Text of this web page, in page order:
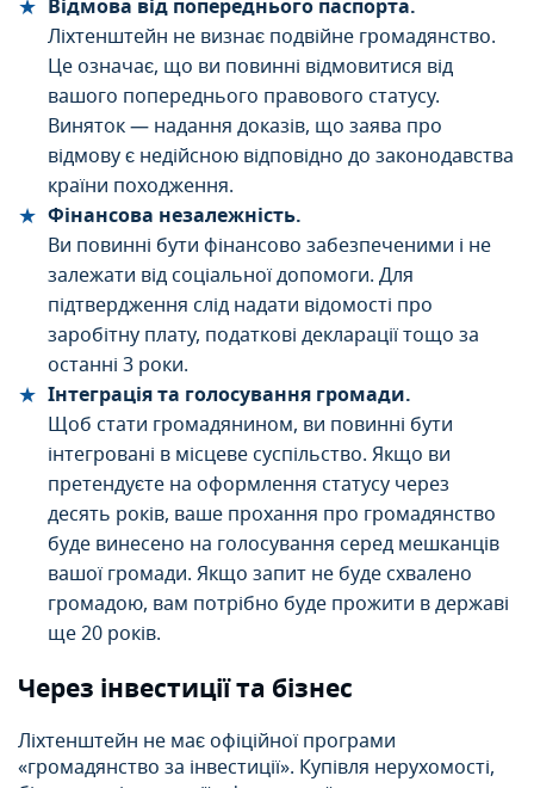
Відмова від попереднього паспорта.
Ліхтенштейн не визнає подвійне громадянство.
Це означає, що ви повинні відмовитися від
вашого попереднього правового статусу.
Виняток — надання доказів, що заява про
відмову є недійсною відповідно до законодавства
країни походження.
Фінансова незалежність.
Ви повинні бути фінансово забезпеченими і не
залежати від соціальної допомоги. Для
підтвердження слід надати відомості про
заробітну плату, податкові декларації тощо за
останні 3 роки.
Інтеграція та голосування громади.
Щоб стати громадянином, ви повинні бути
інтегровані в місцеве суспільство. Якщо ви
претендуєте на оформлення статусу через
десять років, ваше прохання про громадянство
буде винесено на голосування серед мешканців
вашої громади. Якщо запит не буде схвалено
громадою, вам потрібно буде прожити в державі
ще 20 років.
Через інвестиції та бізнес
Ліхтенштейн не має офіційної програми
«громадянство за інвестиції». Купівля нерухомості,